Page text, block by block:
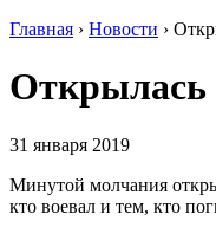
Главная › Новости ›
Открылась
31 января 2019
Минутой молчания
кто воевал и тем, кто